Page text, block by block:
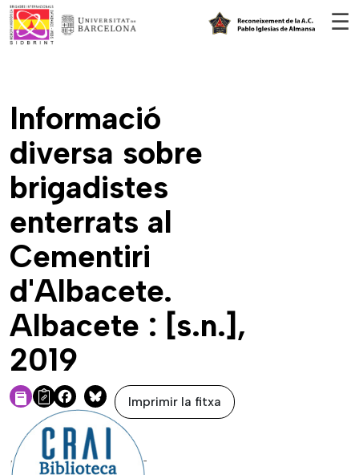
☰
Informació
diversa sobre
brigadistes
enterrats al
Cementiri
d'Albacete.
Albacete : [s.n.],
2019
Facebook
Bluesky
Imprimir la fitxa
DADES DE LA FONT